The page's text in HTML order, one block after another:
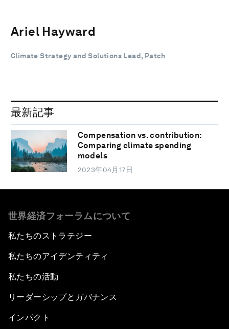
Ariel Hayward
Climate Strategy and Solutions Lead, Patch
最新記事
Compensation vs. contribution:
Comparing climate spending
models
2023年04月17日
世界経済フォーラムについて
私たちのストラテジー
私たちのアイデンティティ
私たちの活動
リーダーシップとガバナンス
インパクト